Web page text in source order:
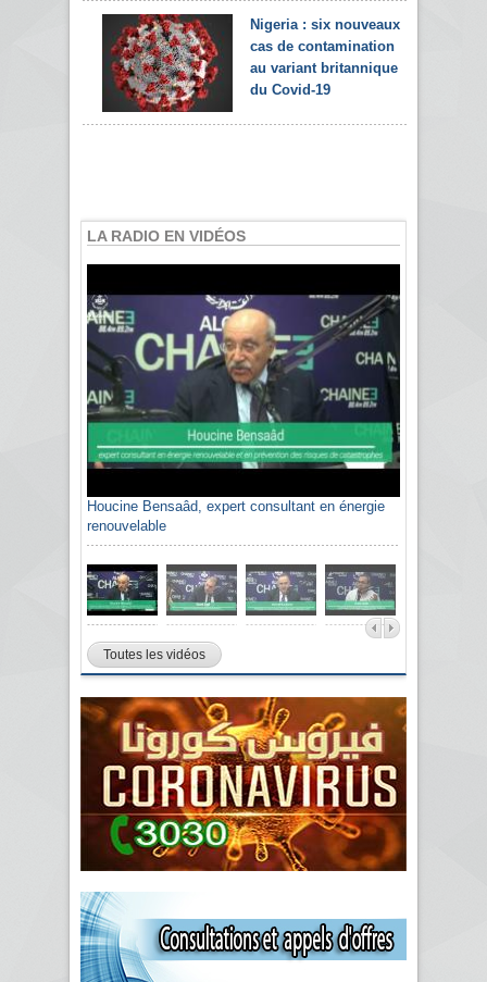
Nigeria : six nouveaux
cas de contamination
au variant britannique
du Covid-19
LA RADIO EN VIDÉOS
Houcine Bensaâd, expert consultant en énergie
renouvelable
Toutes les vidéos